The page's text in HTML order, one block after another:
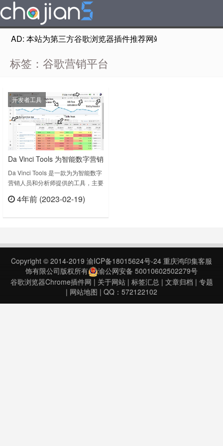
AD: 本站为第三方谷歌浏览器插件推荐网站，非Google
标签：谷歌营销平台
开发者工具
Da Vinci Tools 为智能数字营销
人员和分析师提供的谷歌营销
平台工具
Da Vinci Tools 是一款为为智能数字
营销人员和分析师提供的工具，主要
AdWords（谷歌广告）、
4年前 (2023-02-19)
Copyright © 2014-2019 渝ICP备18015624号-24 重庆鸿印集客服
饰有限公司版权所有
渝公网安备 50010602502279号
谷歌浏览器Chrome插件网 | 关于网站| 标签汇总| 文章归档 | 专题
| 网站地图 | QQ：572122102